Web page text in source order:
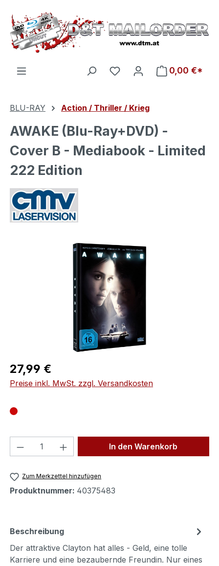
Zum Hauptinhalt springen
Du hast 0 Produkte auf
0,00 €*
BLU-RAY Action / Thriller / Krieg
AWAKE (Blu-Ray+DVD) -
Cover B - Mediabook - Limited
222 Edition
Bildergalerie überspringen
Regulärer Preis:
27,99 €
Preise inkl. MwSt. zzgl. Versandkosten
Produkt Anzahl: Gib denIn den Warenkorb
Zum Merkzettel hinzufügen
Produktnummer: 40375483
Beschreibung
Der attraktive Clayton hat alles - Geld, eine tolle
Karriere und eine bezaubernde Freundin. Nur eines